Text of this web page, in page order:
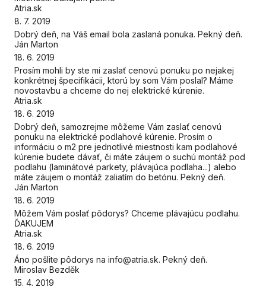
Atria.sk
8. 7. 2019
Dobrý deň, na Váš email bola zaslaná ponuka. Pekný deň.
Ján Marton
18. 6. 2019
Prosím mohli by ste mi zaslať cenovú ponuku po nejakej
konkrétnej špecifikácii, ktorú by som Vám poslal? Máme
novostavbu a chceme do nej elektrické kúrenie.
Atria.sk
18. 6. 2019
Dobrý deň, samozrejme môžeme Vám zaslať cenovú
ponuku na elektrické podlahové kúrenie. Prosím o
informáciu o m2 pre jednotlivé miestnosti kam podlahové
kúrenie budete dávať, či máte záujem o suchú montáž pod
podlahu (laminátové parkety, plávajúca podlaha...) alebo
máte záujem o montáž zaliatím do betónu. Pekný deň.
Ján Marton
18. 6. 2019
Môžem Vám poslať pôdorys? Chceme plávajúcu podlahu.
ĎAKUJEM
Atria.sk
18. 6. 2019
Áno pošlite pôdorys na info@atria.sk. Pekný deň.
Miroslav Bezděk
15. 4. 2019